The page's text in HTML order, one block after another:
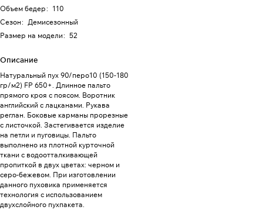
Объем бедер: 110
Сезон: Демисезонный
Размер на модели: 52
Описание
Натуральный пух 90/перо10 (150-180
гр/м2) FP 650+. Длинное пальто
прямого кроя с поясом. Воротник
английский с лацканами. Рукава
реглан. Боковые карманы прорезные
с листочкой. Застегивается изделие
на петли и пуговицы. Пальто
выполнено из плотной курточной
ткани с водоотталкивающей
пропиткой в двух цветах: черном и
серо-бежевом. При изготовлении
данного пуховика применяется
технология с использованием
двухслойного пухпакета.